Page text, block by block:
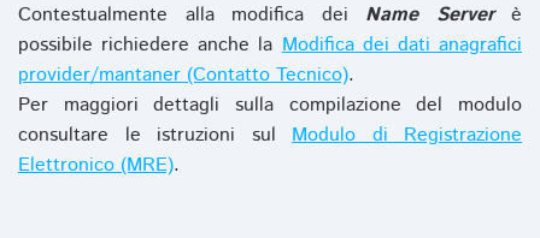
Contestualmente alla modifica dei Name Serverè
possibile richiedere anche laModifica dei dati anagrafici
provider/mantaner (Contatto Tecnico).
Per maggiori dettagli sulla compilazione del modulo
consultare le istruzioni sul Modulo di Registrazione
Elettronico (MRE).